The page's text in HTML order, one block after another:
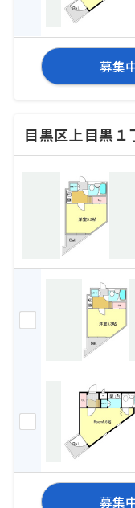
募集
募集